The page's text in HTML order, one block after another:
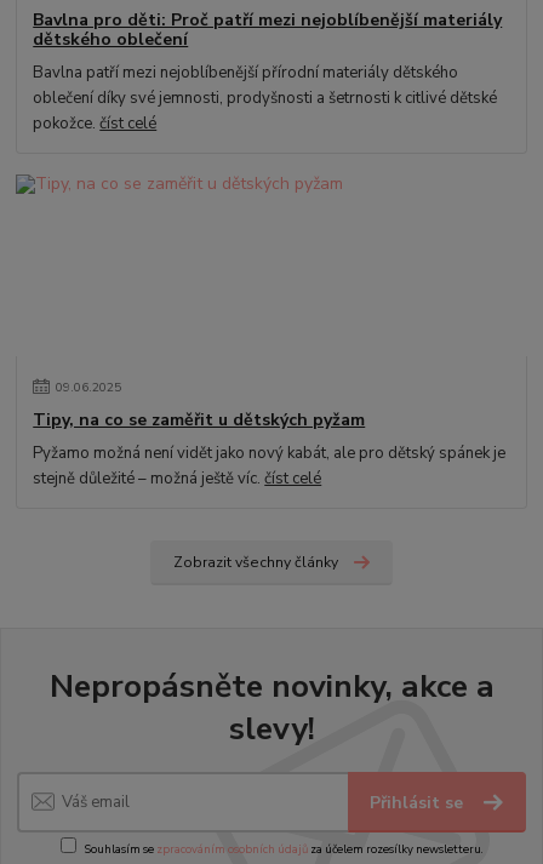
Bavlna pro děti: Proč patří mezi nejoblíbenější materiály
dětského oblečení
Bavlna patří mezi nejoblíbenější přírodní materiály dětského
oblečení díky své jemnosti, prodyšnosti a šetrnosti k citlivé dětské
pokožce.číst celé
09.06.2025
Tipy, na co se zaměřit u dětských pyžam
Pyžamo možná není vidět jako nový kabát, ale pro dětský spánek je
stejně důležité – možná ještě víc.číst celé
Zobrazit všechny články
Nepropásněte novinky, akce a
slevy!
Přihlásit se
Souhlasím se zpracováním osobních údajůza účelem rozesílky newsletteru.